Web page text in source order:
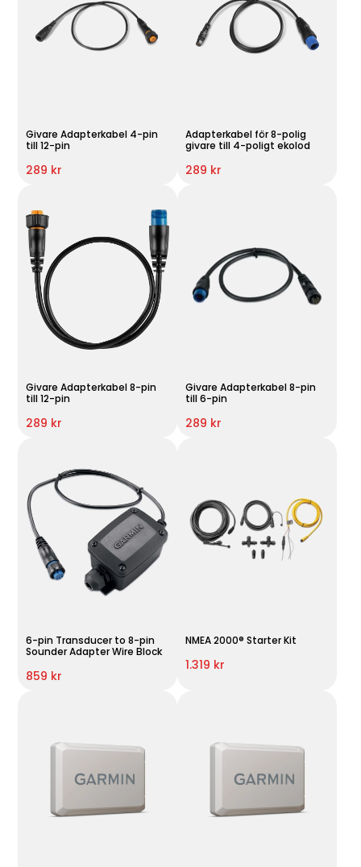
Givare Adapterkabel 4-pin
till 12-pin
289 kr
Adapterkabel för 8-polig
givare till 4-poligt ekolod
289 kr
Givare Adapterkabel 8-pin
till 12-pin
289 kr
Givare Adapterkabel 8-pin
till 6-pin
289 kr
6-pin Transducer to 8-pin
Sounder Adapter Wire Block
859 kr
NMEA 2000® Starter Kit
1.319 kr